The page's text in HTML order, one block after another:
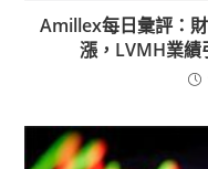
Amillex每日彙評：
漲，LVMH業績